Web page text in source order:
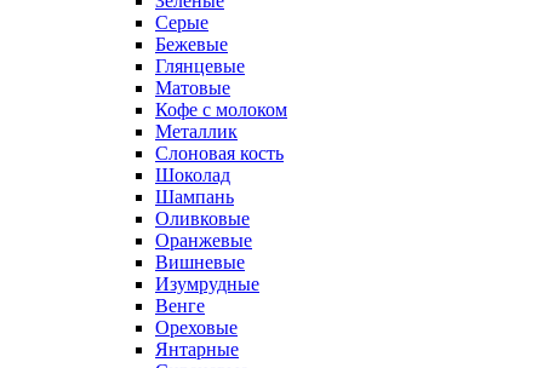
Серые
Бежевые
Глянцевые
Матовые
Кофе с молоком
Металлик
Слоновая кость
Шоколад
Шампань
Оливковые
Оранжевые
Вишневые
Изумрудные
Венге
Ореховые
Янтарные